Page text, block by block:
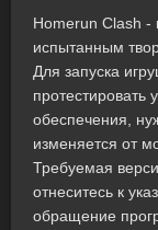
Homerun Clash -
испытанным
Для запуска
протестировать
обеспечения,
изменяется от
Требуемая
отнеситесь к
обращение